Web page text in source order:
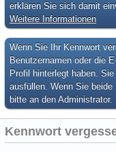
erklären Sie sich damit
Weitere Informationen
Wenn Sie Ihr Kennwort
Benutzernamen oder die
Profil hinterlegt haben.
ausfüllen. Wenn Sie
bitte an den Administrator.
Kennwort